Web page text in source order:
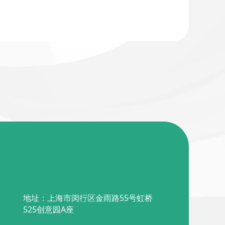
地址：上海市闵行区金雨路55号虹桥
525创意园A座